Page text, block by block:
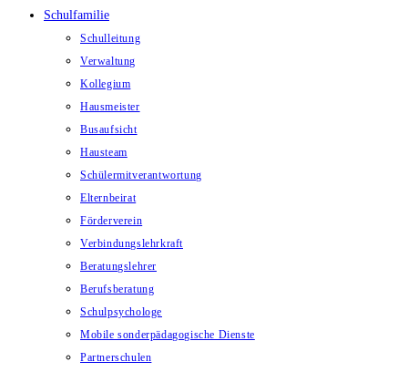
Schulfamilie
Schulleitung
Verwaltung
Kollegium
Hausmeister
Busaufsicht
Hausteam
Schülermitverantwortung
Elternbeirat
Förderverein
Verbindungslehrkraft
Beratungslehrer
Berufsberatung
Schulpsychologe
Mobile sonderpädagogische Dienste
Partnerschulen